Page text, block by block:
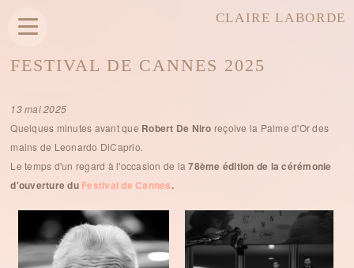
CLAIRE LABORDE
FESTIVAL DE CANNES 2025
13 mai 2025
Quelques minutes avant que Robert De Niro reçoive la Palme d'Or des
mains de Leonardo DiCaprio.
Le temps d'un regard à l'occasion de la78ème édition de la cérémonie
d'ouverture du Festival de Cannes.